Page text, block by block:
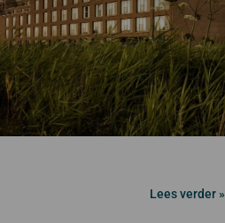
Lees verder »